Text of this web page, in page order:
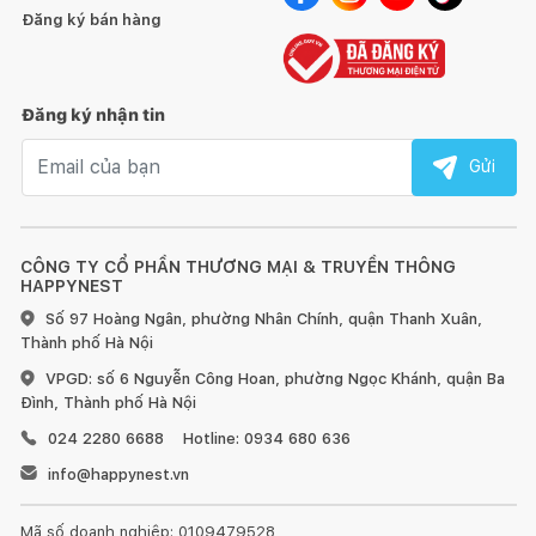
Tránh để đồ quá nóng hoặc quá lạnh trực tiếp lên bề mặt
Sử dụng vải khô để làm sạch bề mặt gỗ ngay khi bị bẩn.
Đối với đồ nội thất làm từ gỗ, chúng tôi khuyến nghị nên
dùng sáp và xi bóng gỗ để chà sạch và làm mới ít nhất 6 tháng
một lần.
những tì vết tự nhiên mà không làm ảnh hưởng đến chất lượng
CÔNG TY CỔ PHẦN THƯƠNG MẠI & TRUYỀN THÔNG
HAPPYNEST
Số 97 Hoàng Ngân, phường Nhân Chính, quận Thanh Xuân,
Thành phố Hà Nội
VPGD: số 6 Nguyễn Công Hoan, phường Ngọc Khánh, quận Ba
Đình, Thành phố Hà Nội
024 2280 6688
Hotline: 0934 680 636
info@happynest.vn
Mã số doanh nghiệp: 0109479528
Đăng ký bán hàng
Đăng ký nhận tin
Gửi